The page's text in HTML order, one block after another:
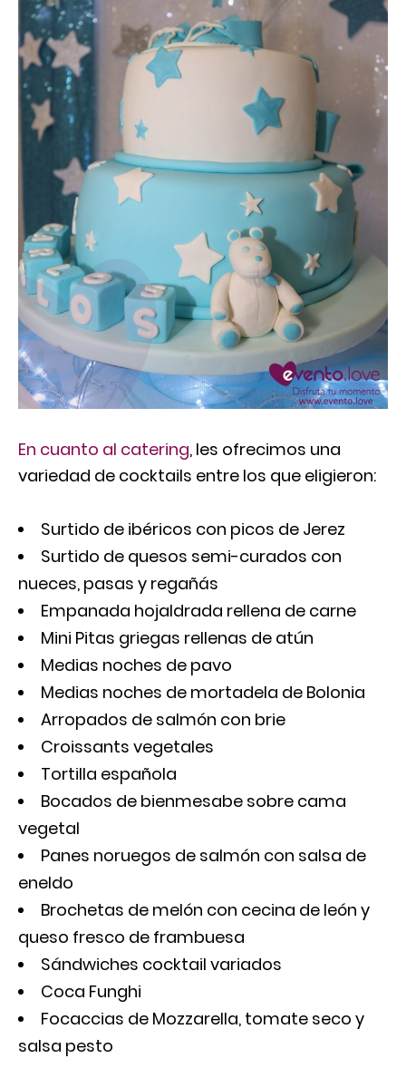
En cuanto al catering, les ofrecimos una
variedad de cocktails entre los que eligieron:
Surtido de ibéricos con picos de Jerez
Surtido de quesos semi-curados con
nueces, pasas y regañás
Empanada hojaldrada rellena de carne
Mini Pitas griegas rellenas de atún
Medias noches de pavo
Medias noches de mortadela de Bolonia
Arropados de salmón con brie
Croissants vegetales
Tortilla española
Bocados de bienmesabe sobre cama
vegetal
Panes noruegos de salmón con salsa de
eneldo
Brochetas de melón con cecina de león y
queso fresco de frambuesa
Sándwiches cocktail variados
Coca Funghi
Focaccias de Mozzarella, tomate seco y
salsa pesto